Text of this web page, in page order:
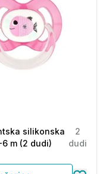
silikonska
m (2 dudi)
2
dudi